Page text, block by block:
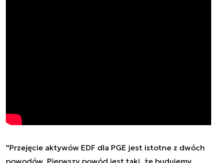
"Przejęcie aktywów EDF dla PGE jest istotne z dwóch
powodów. Pierwszy powód jest taki, że budujemy